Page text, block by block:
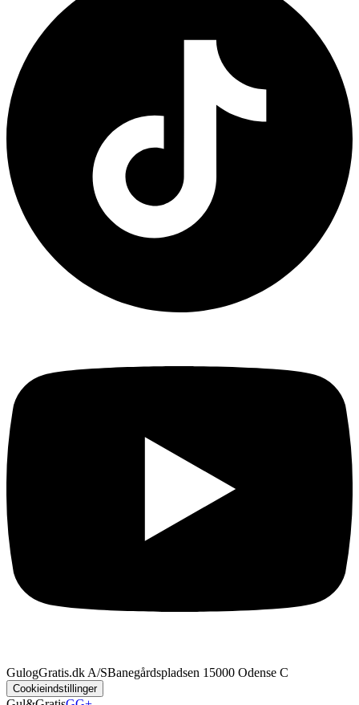
GulogGratis.dk A/SBanegårdspladsen 1 5000 Odense C
Cookieindstillinger